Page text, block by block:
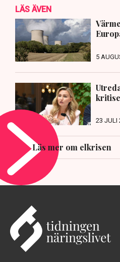
LÄS ÄVEN
5
23 JULI
Läs mer om elkrisen